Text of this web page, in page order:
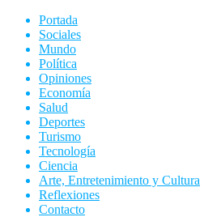
Portada
Sociales
Mundo
Política
Opiniones
Economía
Salud
Deportes
Turismo
Tecnología
Ciencia
Arte, Entretenimiento y Cultura
Reflexiones
Contacto